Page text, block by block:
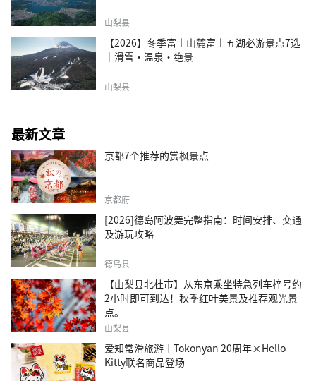
山梨县
【2026】冬季富士山麓富士五湖必游景点7选
｜滑雪・温泉・绝景
山梨县
最新文章
京都7个推荐的赏枫景点
京都府
[2026]德岛阿波舞完整指南：时间安排、交通
及游玩攻略
德岛县
【山梨县北杜市】从东京乘坐特急列车梓号约
2小时即可到达！秋季红叶美景及推荐观光景
点。
山梨县
爱知常滑旅游｜Tokonyan 20周年×Hello
Kitty联名商品登场